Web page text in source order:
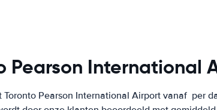
Pearson International
Pearson International Airport vanaf per